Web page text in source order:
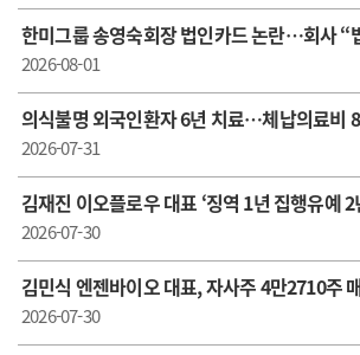
한미그룹 송영숙회장 법인카드 논란…회사 “
2026-08-01
의식불명 외국인환자 6년 치료…체납의료비
2026-07-31
김재진 이오플로우 대표 ‘징역 1년 집행유예 2
2026-07-30
김민식 엔젠바이오 대표, 자사주 4만2710주
2026-07-30